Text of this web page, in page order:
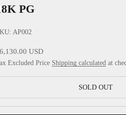
PG
AP002
price USD
Excluded Price Shipping calculated at
SOLD OUT